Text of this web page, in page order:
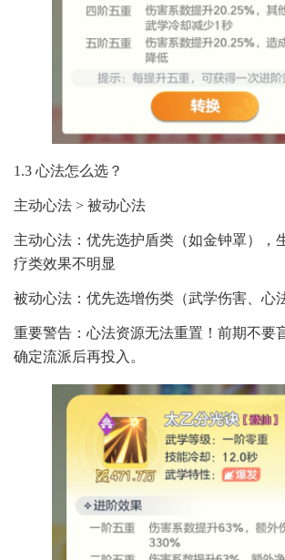
1.3 心法怎么选？
主动心法 > 被动心法
主动心法：优先选护盾类（如金钟罩），
疗类效果不明显
被动心法：优先选增伤类（武学伤害、心
重要警告：心法资源无法重置！前期不要
确定流派后再投入。